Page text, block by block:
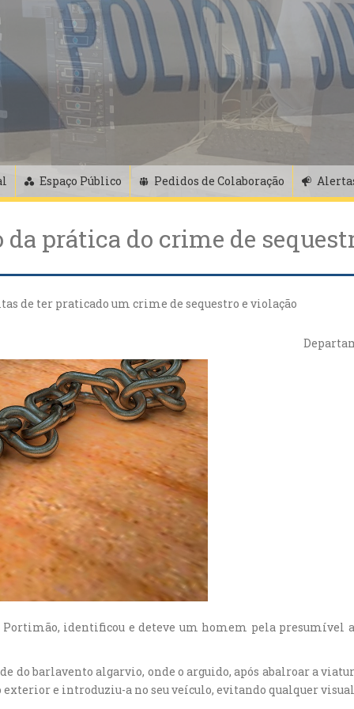
Espaço Público Pedidos de Colaboração
da prática do crime de
de ter praticado um crime de sequestro e violação
identificou e deteve um homem pela presumível
do barlavento algarvio, onde o arguido, após abalroar a
e introduziu-a no seu veículo, evitando qualquer